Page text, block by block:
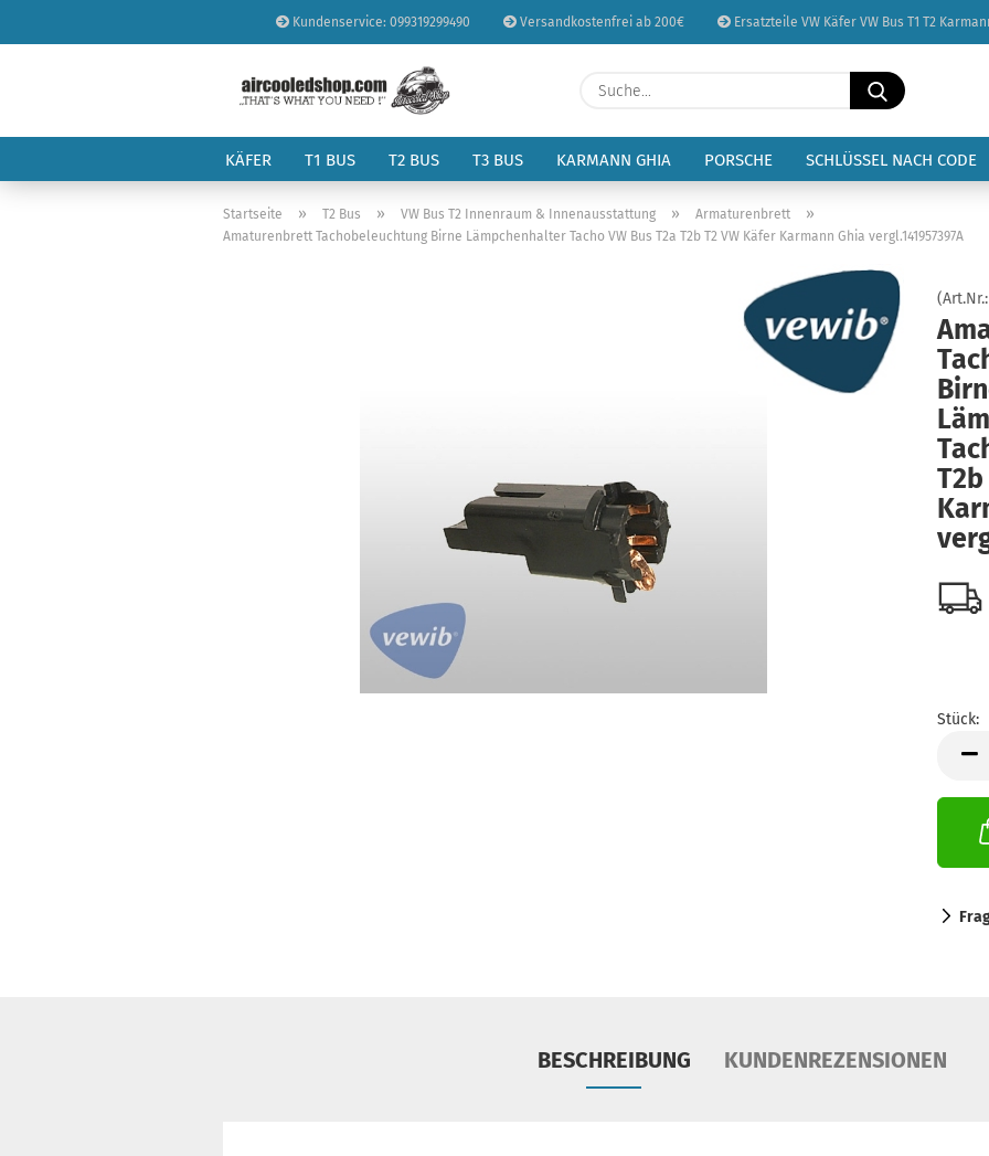
Kundenservice: 099319299490 Versandkostenfrei ab 200€ Ersatzteile VW Käfer VW Bus T1 T2
Sprache auswählen
Lieferland
Konto erstellen
Passwort
Suche...
KÄFER T1 BUS T2 BUS T3 BUS KARMANN GHIA PORSCHE SCHLÜSSEL NACH CODE
Startseite » T2 Bus » VW Bus T2 Innenraum & Innenausstattung » Armaturenbrett »
Amaturenbrett Tachobeleuchtung Birne Lämpchenhalter Tacho VW Bus T2a T2b T2 VW Käfer Karmann Ghia vergl.141957397A
(Art.Nr.:
Stück:
Stück
BESCHREIBUNG KUNDENREZENSIONEN